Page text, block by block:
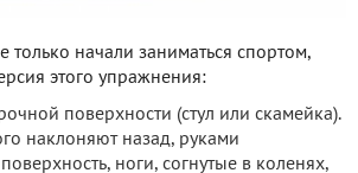
только начали заниматься спортом,
этого упражнения:
поверхности (стул или скамейка).
наклоняют назад, руками
ноги, согнутые в коленях,